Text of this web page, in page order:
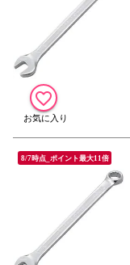
8/7時点_ポイント最大11倍